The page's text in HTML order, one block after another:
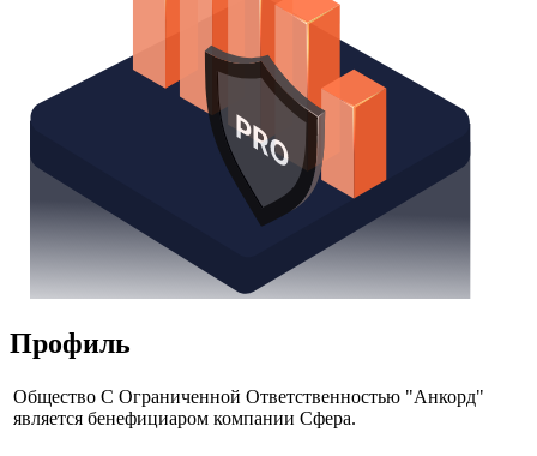
Профиль
Общество С Ограниченной Ответственностью "Анкорд"
является бенефициаром компании Сфера.